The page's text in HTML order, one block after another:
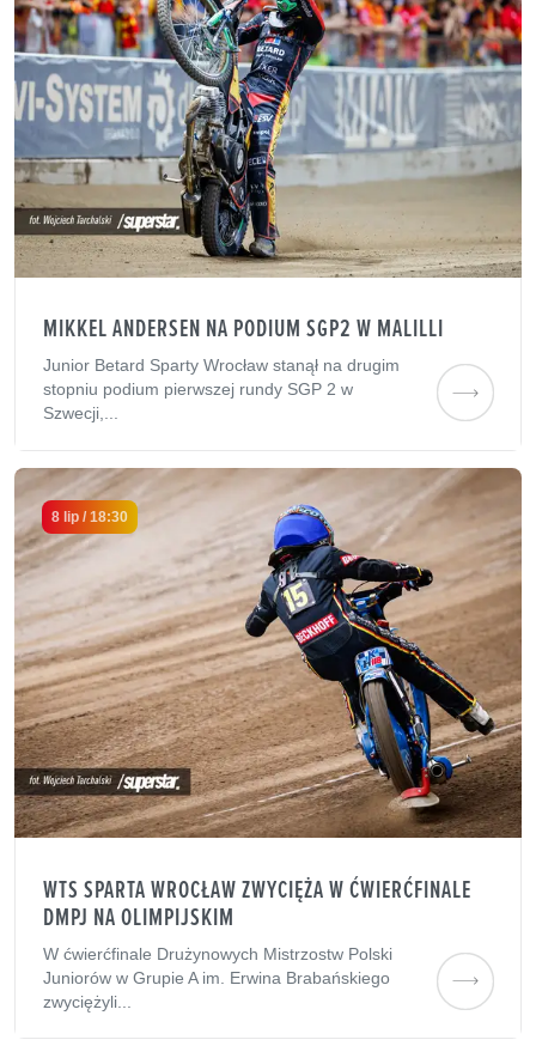
MIKKEL ANDERSEN NA PODIUM SGP2 W MALILLI
Junior Betard Sparty Wrocław stanął na drugim
stopniu podium pierwszej rundy SGP 2 w
Szwecji,...
8 lip / 18:30
WTS SPARTA WROCŁAW ZWYCIĘŻA W ĆWIERĆFINALE
DMPJ NA OLIMPIJSKIM
W ćwierćfinale Drużynowych Mistrzostw Polski
Juniorów w Grupie A im. Erwina Brabańskiego
zwyciężyli...